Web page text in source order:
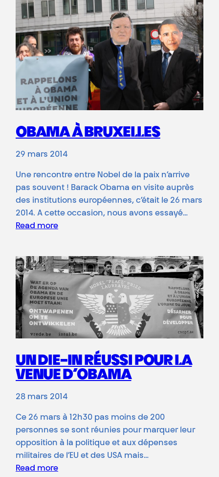
OBAMA À BRUXELLES
29 mars 2014
Une rencontre entre Nobel de la paix n’arrive
pas souvent ! Barack Obama en visite auprès
des institutions européennes, c’était le 26 mars
2014. A cette occasion, nous avons essayé…
Read more
UN DIE-IN RÉUSSI POUR LA
VENUE D’OBAMA
28 mars 2014
Ce 26 mars à 12h30 pas moins de 200
personnes se sont réunies pour marquer leur
opposition à la politique et aux dépenses
militaires de l’EU et des USA mais…
Read more